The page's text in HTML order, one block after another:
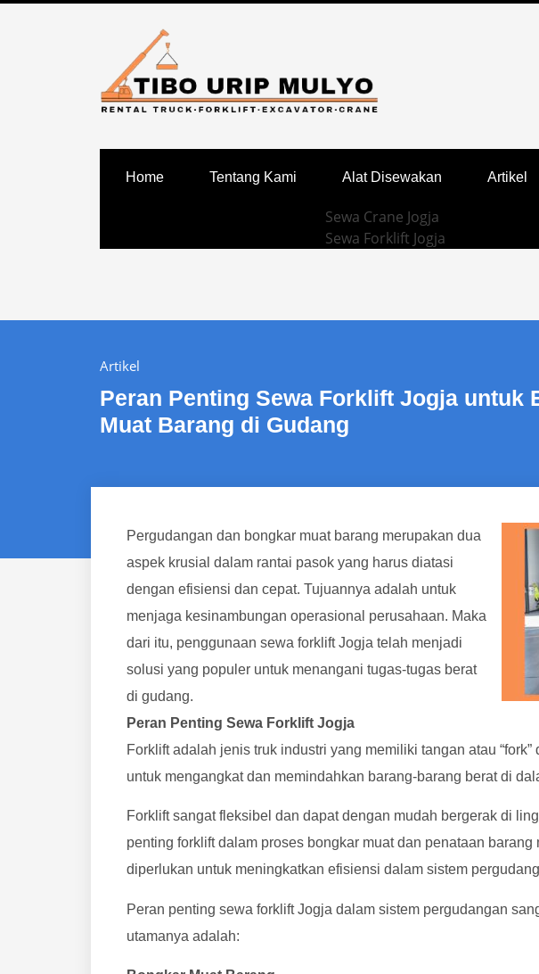
Home Tentang Kami Alat Disewakan
Sewa Crane Jogja
Sewa Forklift Jogja
Artikel
Artikel
Peran Penting Sewa Forklift Jogja untuk
Muat Barang di Gudang
Pergudangan dan bongkar muat barang merupakan dua
aspek krusial dalam rantai pasok yang harus diatasi
dengan efisiensi dan cepat. Tujuannya adalah untuk
menjaga kesinambungan operasional perusahaan. Maka
dari itu, penggunaan sewa forklift Jogja telah menjadi
solusi yang populer untuk menangani tugas-tugas berat
di gudang.
Peran Penting Sewa Forklift Jogja
Forklift adalah jenis truk industri yang memiliki tangan atau
untuk mengangkat dan memindahkan barang-barang berat di
Forklift sangat fleksibel dan dapat dengan mudah bergerak di
penting forklift dalam proses bongkar muat dan penataan
diperlukan untuk meningkatkan efisiensi dalam sistem
Peran penting sewa forklift Jogja dalam sistem pergudangan
utamanya adalah: